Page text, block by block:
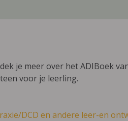
je meer over het ADIBoek
voor je leerling.
DCD en andere leer-en